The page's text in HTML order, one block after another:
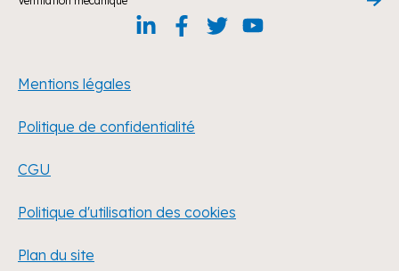
Mentions légales
Politique de confidentialité
CGU
Politique d'utilisation des cookies
Plan du site